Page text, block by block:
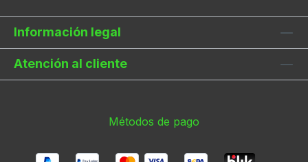
Información legal
Atención al cliente
Métodos de pago